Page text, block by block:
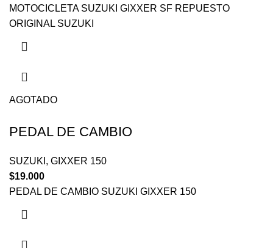
MOTOCICLETA SUZUKI GIXXER SF REPUESTO
ORIGINAL SUZUKI
AGOTADO
PEDAL DE CAMBIO
SUZUKI , GIXXER 150
$19.000
PEDAL DE CAMBIO SUZUKI GIXXER 150